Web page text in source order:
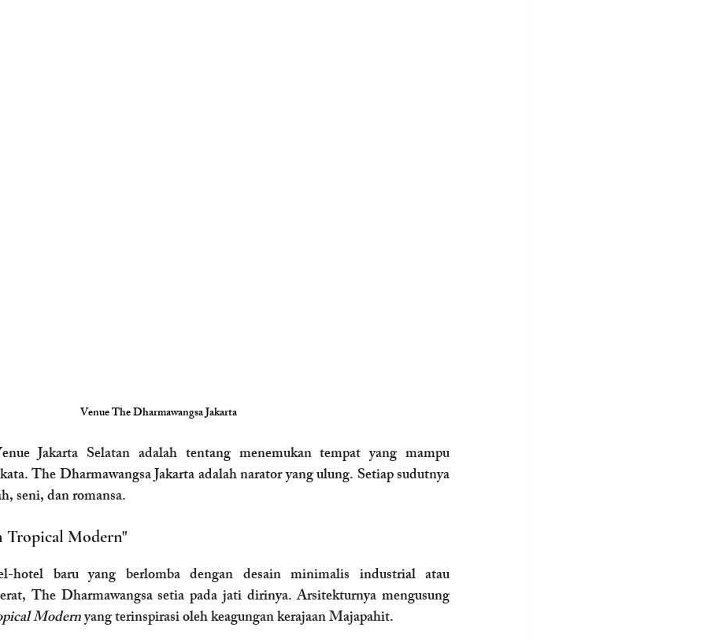
Venue The Dharmawangsa Jakarta
Jakarta Selatan adalah tentang menemukan tempat yang mampu
The Dharmawangsa Jakarta adalah narator yang ulung. Setiap sudutnya
seni, dan romansa.
Tropical Modern"
Berbeda dengan hotel-hotel baru yang berlomba dengan desain minimalis industrial atau
The Dharmawangsa setia pada jati dirinya. Arsitekturnya mengusung
Modern yang terinspirasi oleh keagungan kerajaan Majapahit.